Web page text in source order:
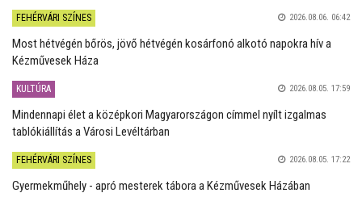
FEHÉRVÁRI SZÍNES 2026.08.06. 06:42
Most hétvégén bőrös, jövő hétvégén kosárfonó alkotó napokra hív a
Kézművesek Háza
KULTÚRA 2026.08.05. 17:59
Mindennapi élet a középkori Magyarországon címmel nyílt izgalmas
tablókiállítás a Városi Levéltárban
FEHÉRVÁRI SZÍNES 2026.08.05. 17:22
Gyermekműhely - apró mesterek tábora a Kézművesek Házában